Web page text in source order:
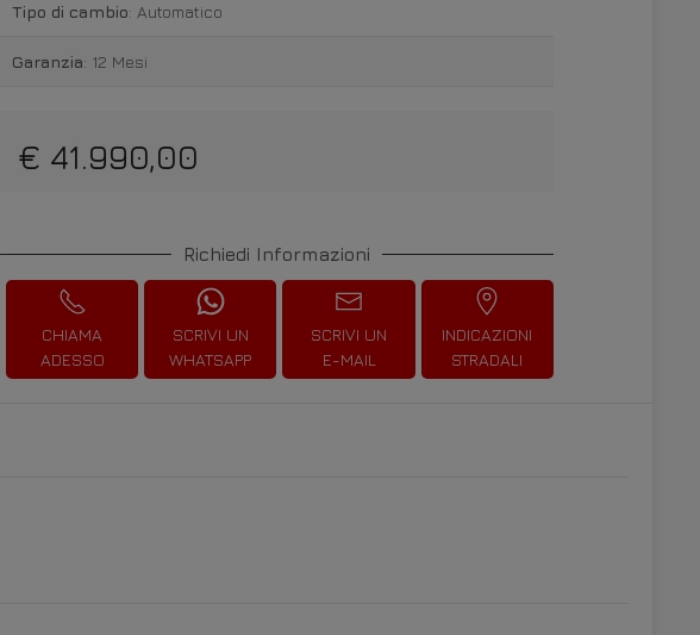
Tipo di cambio: Automatico
Garanzia: 12 Mesi
€ 41.990,00
Richiedi Informazioni
CHIAMA
ADESSO
SCRIVI UN
WHATSAPP
SCRIVI UN
E-MAIL
INDICAZIONI
STRADALI